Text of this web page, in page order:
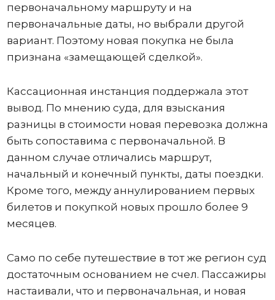
первоначальному маршруту и на
первоначальные даты, но выбрали другой
вариант. Поэтому новая покупка не была
признана «замещающей сделкой».
Кассационная инстанция поддержала этот
вывод. По мнению суда, для взыскания
разницы в стоимости новая перевозка должна
быть сопоставима с первоначальной. В
данном случае отличались маршрут,
начальный и конечный пункты, даты поездки.
Кроме того, между аннулированием первых
билетов и покупкой новых прошло более 9
месяцев.
Само по себе путешествие в тот же регион суд
достаточным основанием не счел. Пассажиры
настаивали, что и первоначальная, и новая